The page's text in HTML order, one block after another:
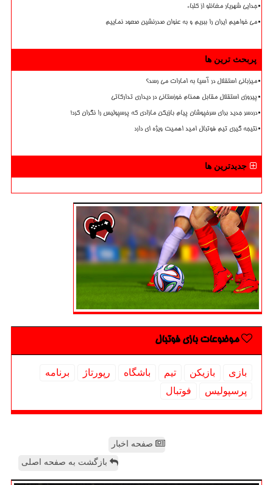
جدایی شهریار مغانلو از کلباء
می خواهیم ایران را ببریم و به عنوان صدرنشین صعود نماییم
پربحث ترین ها
میزبانی استقلال در آسیا به امارات می رسد؟
پیروزی استقلال مقابل همنام خوزستانی در دیداری تدارکاتی
دردسر جدید برای سرخپوشان پیام بازیکن مازادی که پرسپولیس را نگران کرد!
نتیجه گیری تیم فوتبال امید اهمیت ویژه ای دارد
جدیدترین ها
موضوعات بازی فوتبال
بازی بازیكن تیم باشگاه رپورتاژ
برنامه
پرسپولیس
فوتبال
صفحه اخبار
بازگشت به صفحه اصلی